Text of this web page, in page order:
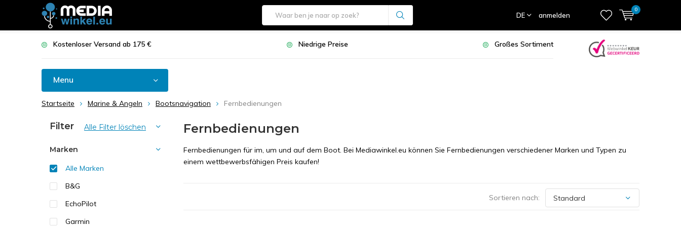
DE anmelden
0
Kostenloser Versand ab 175 € Niedrige Preise Großes Sortiment
Menu
Startseite Marine & Angeln Bootsnavigation Fernbedienungen
Fernbedienungen
Fernbedienungen für im, um und auf dem Boot. Bei Mediawinkel.eu können Sie Fernbedienungen verschiedener Marken und Typen zu
einem wettbewerbsfähigen Preis kaufen!
Sortieren nach:
Filter Alle Filter löschen
Marken
Alle Marken
B&G
EchoPilot
Garmin